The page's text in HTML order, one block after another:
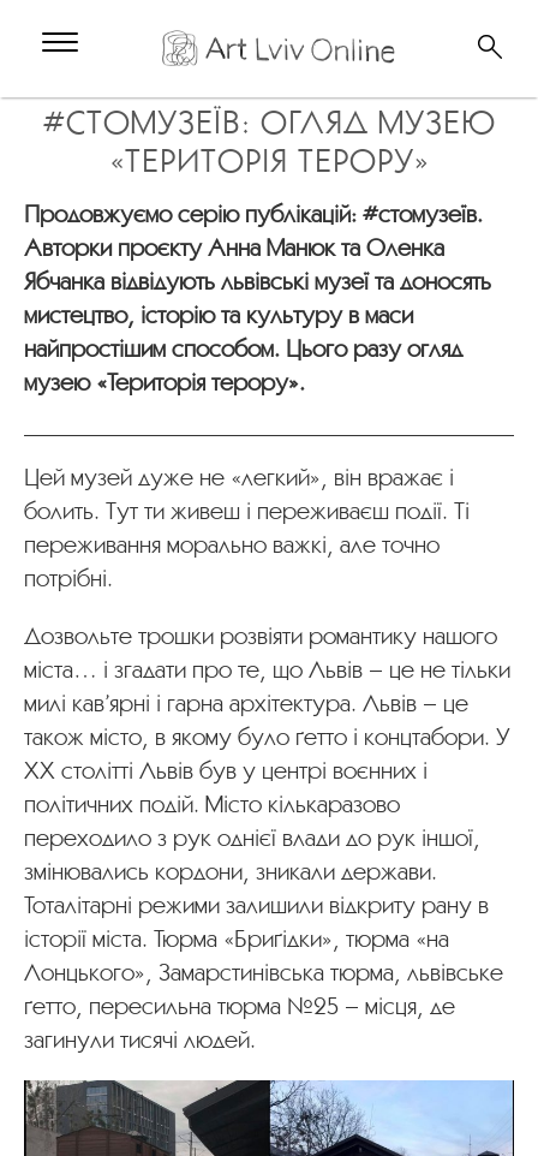
#СТОМУЗЕЇВ: ОГЛЯД МУЗЕЮ
«ТЕРИТОРІЯ ТЕРОРУ»
Продовжуємо серію публікацій: #стомузеїв.
Авторки проєкту Анна Манюк та Оленка
Ябчанка відвідують львівські музеї та доносять
мистецтво, історію та культуру в маси
найпростішим способом. Цього разу огляд
музею «Територія терору».
Цей музей дуже не «легкий», він вражає і
болить. Тут ти живеш і переживаєш події. Ті
переживання морально важкі, але точно
потрібні.
Дозвольте трошки розвіяти романтику нашого
міста… і згадати про те, що Львів – це не тільки
милі кав’ярні і гарна архітектура. Львів – це
також місто, в якому було ґетто і концтабори. У
ХХ столітті Львів був у центрі воєнних і
політичних подій. Місто кількаразово
переходило з рук однієї влади до рук іншої,
змінювались кордони, зникали держави.
Тоталітарні режими залишили відкриту рану в
історії міста. Тюрма «Бриґідки», тюрма «на
Лонцького», Замарстинівська тюрма, львівське
ґетто, пересильна тюрма №25 – місця, де
загинули тисячі людей.